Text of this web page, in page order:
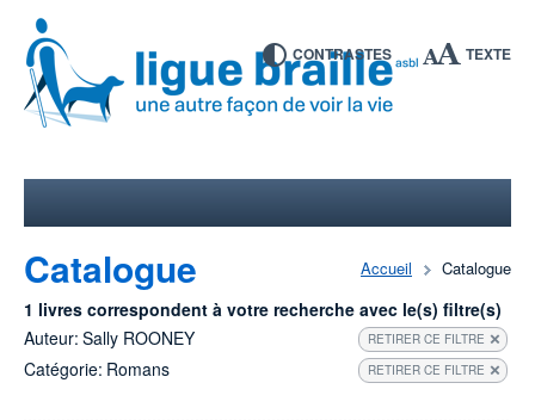
CONTRASTES TEXTE
Accueil Catalogue
Catalogue
1 livres correspondent à votre recherche avec le(s) filtre(s)
Auteur: Sally ROONEY RETIRER CE FILTRE
Catégorie: Romans RETIRER CE FILTRE